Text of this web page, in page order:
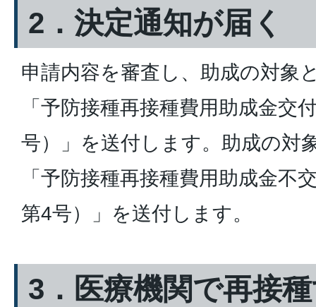
2．決定通知が届く
申請内容を審査し、助成の対象
「予防接種再接種費用助成金交
号）」を送付します。助成の対
「予防接種再接種費用助成金不
第4号）」を送付します。
3．医療機関で再接